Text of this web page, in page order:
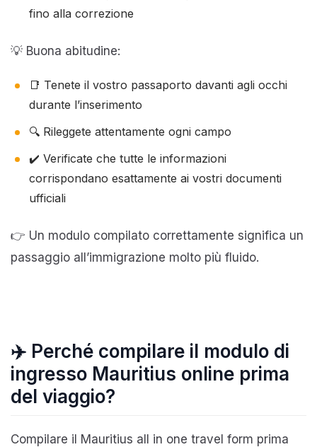
fino alla correzione
💡 Buona abitudine:
📑 Tenete il vostro passaporto davanti agli occhi
durante l’inserimento
🔍 Rileggete attentamente ogni campo
✔️ Verificate che tutte le informazioni
corrispondano esattamente ai vostri documenti
ufficiali
👉 Un modulo compilato correttamente significa un
passaggio all’immigrazione molto più fluido.
✈️ Perché compilare il modulo di
ingresso Mauritius online prima
del viaggio?
Compilare il Mauritius all in one travel form prima